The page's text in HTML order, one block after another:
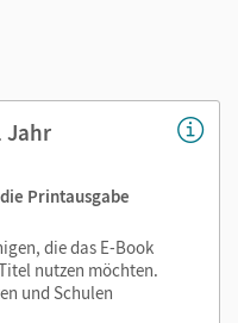
Jahr
Printausgabe
die das E-Book
nutzen möchten.
und Schulen